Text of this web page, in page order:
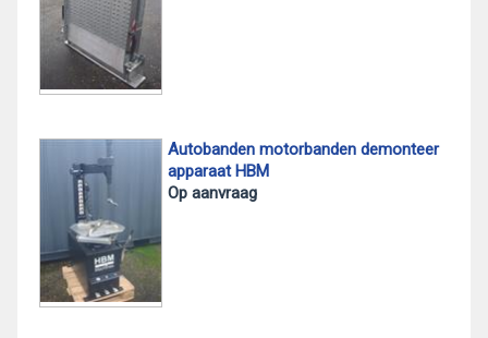
Autobanden motorbanden demonteer
apparaat HBM
Op aanvraag